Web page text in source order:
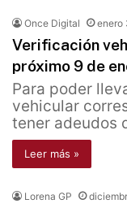
Once Digital enero
Verificación
próximo 9 de
Para poder
vehicular
tener adeudos
Leer más »
Lorena GP